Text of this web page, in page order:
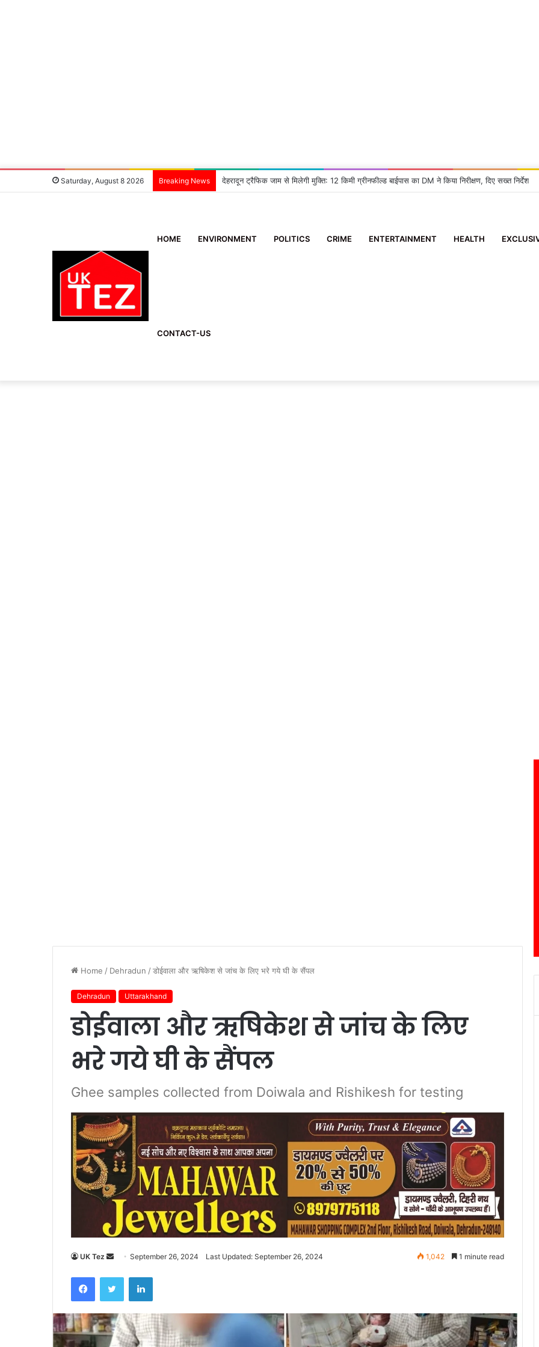
Saturday, August 8 2026 Breaking News देहरादून ट्रैफिक जाम से मिलेगी मुक्ति: 12 किमी ग्रीनफील्ड बाईपास का DM ने किया निरीक्षण, दिए सख्त निर्देश
HOME ENVIRONMENT POLITICS CRIME ENTERTAINMENT HEALTH
CONTACT-US
Home / Dehradun /डोईवाला और ऋषिकेश से जांच के लिए भरे गये घी के सैंपल
Dehradun Uttarakhand
डोईवाला और ऋषिकेश से जांच के लिए
भरे गये घी के सैंपल
Ghee samples collected from Doiwala and Rishikesh for testing
UK Tez
n
d
a
n
e
September 26, 2024 Last Updated: September 26, 2024 1,042 1 minute read